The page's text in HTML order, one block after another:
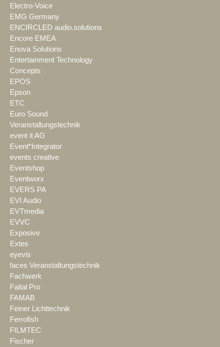
Electro-Voice
EMG Germany
ENCIRCLED audio.solutions
Encore EMEA
Enova Solutions
Entertainment Technology
Concepts
EPOS
Epson
ETC
Euro Sound
Veranstaltungstechnik
event it AG
Event*Integrator
events creative
Eventshop
Eventworx
EVERS PA
EVI Audio
EVTmedia
EVVC
Exposive
Extes
eyevis
faces Veranstaltungstechnik
Fachwerk
Faital Pro
FAMAB
Feiner Lichttechnik
Ferrofish
FILMTEC
Fischer